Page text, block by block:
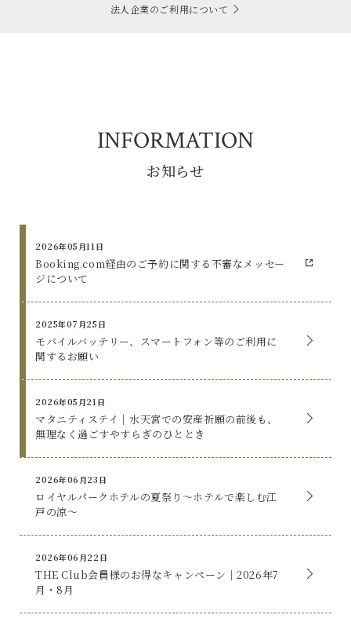
法人企業のご利用について
INFORMATION
お知らせ
2026年05月11日
Booking.com経由のご予約に関する不審なメッセー
ジについて
2025年07月25日
モバイルバッテリー、スマートフォン等のご利用に
関するお願い
2026年05月21日
マタニティステイ｜水天宮での安産祈願の前後も、
無理なく過ごすやすらぎのひととき
2026年06月23日
ロイヤルパークホテルの夏祭り～ホテルで楽しむ江
戸の涼～
2026年06月22日
THE Club会員様のお得なキャンペーン｜2026年7
月・8月